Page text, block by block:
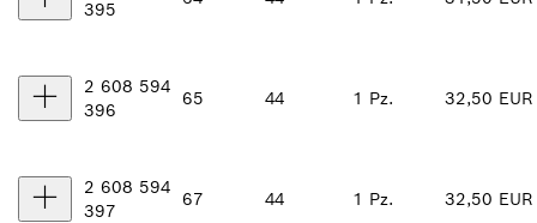
395
2 608 594
396
65 44 1 Pz. 32,50 EUR
2 608 594
397
67 44 1 Pz. 32,50 EUR